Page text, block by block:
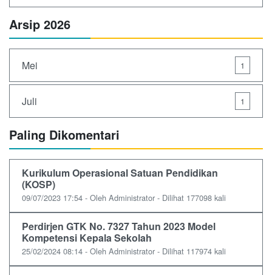
Arsip 2026
Mei 1
Juli 1
Paling Dikomentari
Kurikulum Operasional Satuan Pendidikan
(KOSP)
09/07/2023 17:54 - Oleh Administrator - Dilihat 177098 kali
Perdirjen GTK No. 7327 Tahun 2023 Model
Kompetensi Kepala Sekolah
25/02/2024 08:14 - Oleh Administrator - Dilihat 117974 kali